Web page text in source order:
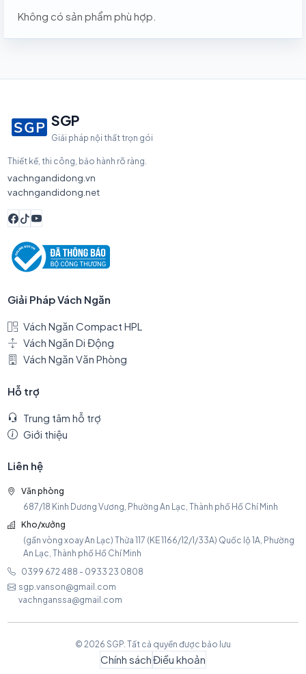
Không có sản phẩm phù hợp.
SGP
Giải pháp nội thất trọn gói
Thiết kế, thi công, bảo hành rõ ràng.
vachngandidong.vn
vachngandidong.net
Giải Pháp Vách Ngăn
Vách Ngăn Compact HPL
Vách Ngăn Di Động
Vách Ngăn Văn Phòng
Hỗ trợ
Trung tâm hỗ trợ
Giới thiệu
Liên hệ
Văn phòng
687/18 Kinh Dương Vương, Phường An Lạc, Thành phố Hồ Chí Minh
Kho/xưởng
(gần vòng xoay An Lạc) Thửa 117 (KE 1166/12/1/33A) Quốc lộ 1A, Phường
An Lạc, Thành phố Hồ Chí Minh
0399 672 488 - 0933 23 0808
sgp.vanson@gmail.com
vachnganssa@gmail.com
© 2026 SGP. Tất cả quyền được bảo lưu
Chính sáchĐiều khoản